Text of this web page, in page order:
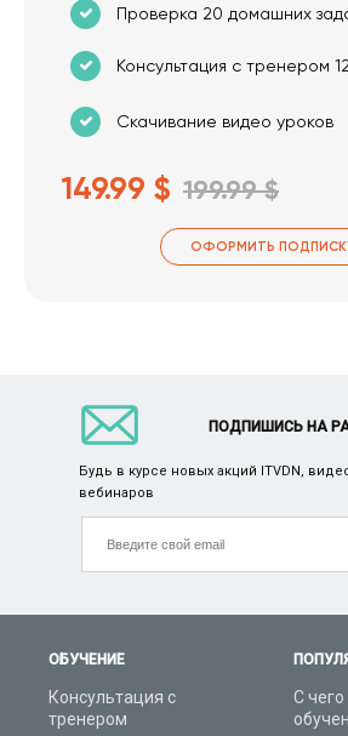
Проверка 20 домашних
Консультация с тренером
Скачивание видео уроков
149.99 $ 199.99 $
ОФОРМИТЬ
ОБУЧЕНИЕ
Консультация с
тренером
С
ПОДПИШИСЬ НА
Будь в курсе новых акций ITVDN,
вебинаров